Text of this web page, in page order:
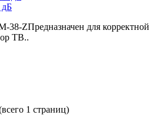
дБ
38-ZПредназначен для корректной
ТВ..
1 страниц)